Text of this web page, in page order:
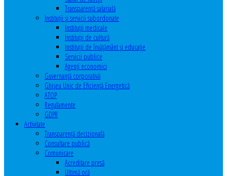
Transparență salarială
Instituţii şi servicii subordonate
Instituţii medicale
Instituţii de cultură
Instituţii de învăţământ şi educaţie
Servicii publice
Agenţi economici
Guvernanță corporativă
Ghişeu Unic de Eficienţă Energetică
ATOP
Regulamente
GDPR
Activitate
Transparenţă decizională
Consultare publică
Comunicare
Acreditare presă
Ultimă oră